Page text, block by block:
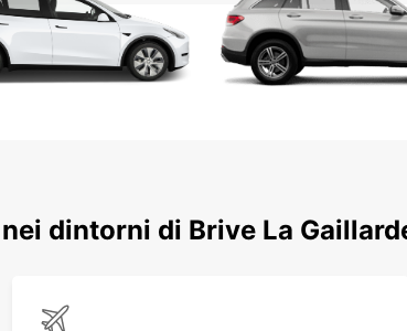
dintorni di Brive La